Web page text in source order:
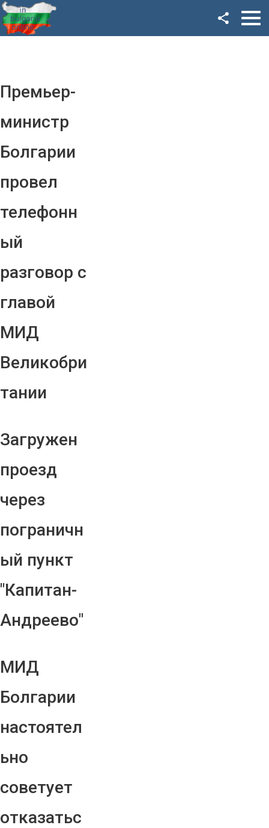
Премьер-
министр
Болгарии
провел
телефонн
ый
разговор с
главой
МИД
Великобри
тании
Загружен
проезд
через
пограничн
ый пункт
"Капитан-
Андреево"
МИД
Болгарии
настоятел
ьно
советует
отказатьс